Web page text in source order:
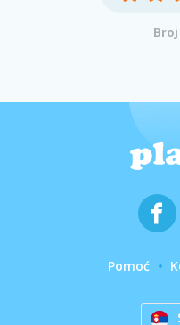
Broj
Pomoć